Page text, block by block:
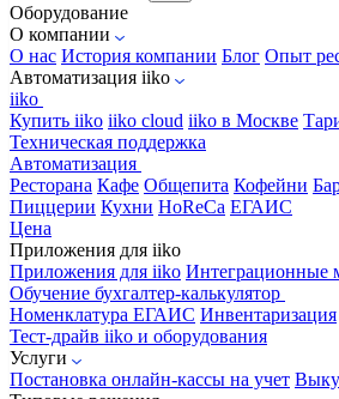
Оборудование
О компании
О нас История компании Блог Опыт
Автоматизация iiko
iiko
Купить iiko iiko cloud iiko в Москве
Техническая поддержка
Автоматизация
Ресторана Кафе Общепита Кофейни
Пиццерии Кухни HoReCa ЕГАИС
Цена
Приложения для iiko
Приложения для iiko Интеграционные
Обучение бухгалтер-калькулятор
Номенклатура ЕГАИС Инвентаризация
Тест-драйв iiko и оборудования
Услуги
Постановка онлайн-кассы на учет